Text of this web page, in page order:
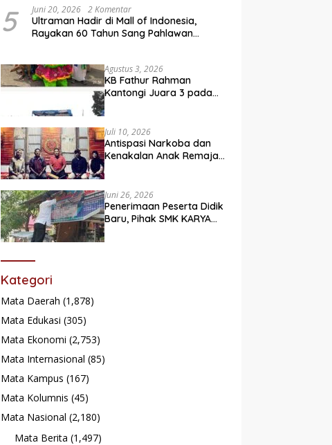
5 Juni 20, 2026 2 Komentar
Ultraman Hadir di Mall of Indonesia,
Rayakan 60 Tahun Sang Pahlawan
Agustus 3, 2026
KB Fathur Rahman
Kantongi Juara 3 pada
Juli 10, 2026
Antispasi Narkoba dan
Kenakalan Anak Remaja,
Surau
Juni 26, 2026
Penerimaan Peserta Didik
Baru, Pihak SMK KARYA
Kategori
Mata Daerah (1,878)
Mata Edukasi (305)
Mata Ekonomi (2,753)
Mata Internasional (85)
Mata Kampus (167)
Mata Kolumnis (45)
Mata Nasional (2,180)
Mata Berita (1,497)